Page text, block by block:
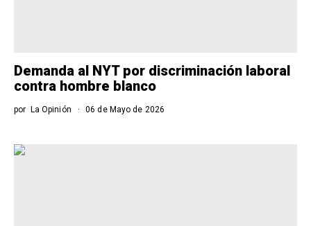
Demanda al NYT por discriminación laboral
contra hombre blanco
por La Opinión 06 de Mayo de 2026